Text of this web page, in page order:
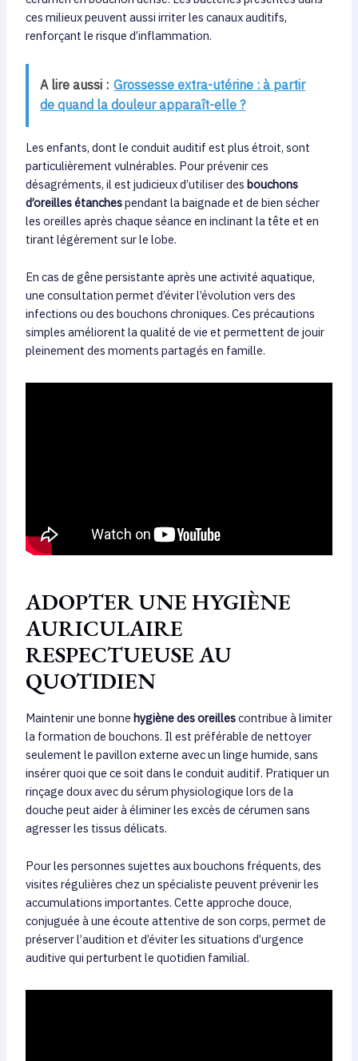
ces milieux peuvent aussi irriter les canaux auditifs,
renforçant le risque d’inflammation.
A lire aussi : Grossesse extra-utérine : à partir
de quand la douleur apparaît-elle ?
Les enfants, dont le conduit auditif est plus étroit, sont
particulièrement vulnérables. Pour prévenir ces
désagréments, il est judicieux d’utiliser des bouchons
d’oreilles étanchespendant la baignade et de bien sécher
les oreilles après chaque séance en inclinant la tête et en
tirant légèrement sur le lobe.
En cas de gêne persistante après une activité aquatique,
une consultation permet d’éviter l’évolution vers des
infections ou des bouchons chroniques. Ces précautions
simples améliorent la qualité de vie et permettent de jouir
pleinement des moments partagés en famille.
ADOPTER UNE HYGIÈNE
AURICULAIRE
RESPECTUEUSE AU
QUOTIDIEN
Maintenir une bonne hygiène des oreillescontribue à limiter
la formation de bouchons. Il est préférable de nettoyer
seulement le pavillon externe avec un linge humide, sans
insérer quoi que ce soit dans le conduit auditif. Pratiquer un
rinçage doux avec du sérum physiologique lors de la
douche peut aider à éliminer les excès de cérumen sans
agresser les tissus délicats.
Pour les personnes sujettes aux bouchons fréquents, des
visites régulières chez un spécialiste peuvent prévenir les
accumulations importantes. Cette approche douce,
conjuguée à une écoute attentive de son corps, permet de
préserver l’audition et d’éviter les situations d’urgence
auditive qui perturbent le quotidien familial.